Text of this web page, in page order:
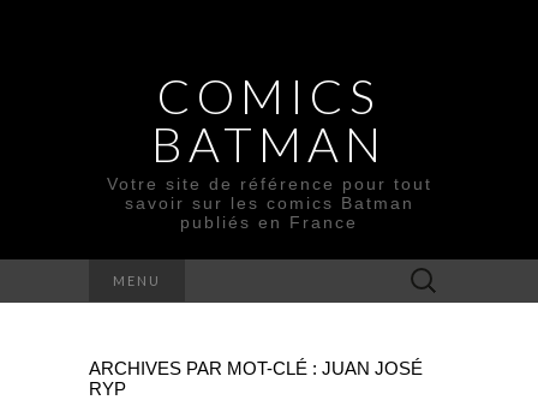
COMICS
BATMAN
Votre site de référence pour tout
savoir sur les comics Batman
publiés en France
MENU Rechercher :
ARCHIVES PAR MOT-CLÉ : JUAN JOSÉ
RYP